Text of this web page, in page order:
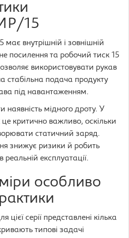
15
внутрішній і зовнішній
посилення та робочий тиск 15
використовувати рукав
стабільна подача продукту
під навантаженням.
наявність мідного дроту. У
критично важливо, оскільки
статичний заряд.
знижує ризики й робить
експлуатації.
особливо
цієї серії представлені кілька
типові задачі